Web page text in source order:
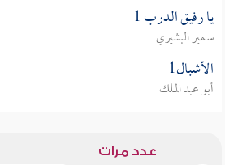
يا رفيق الدرب 1
سمير البشيري
الأشبال1
أبو عبد الملك
عدد مرات